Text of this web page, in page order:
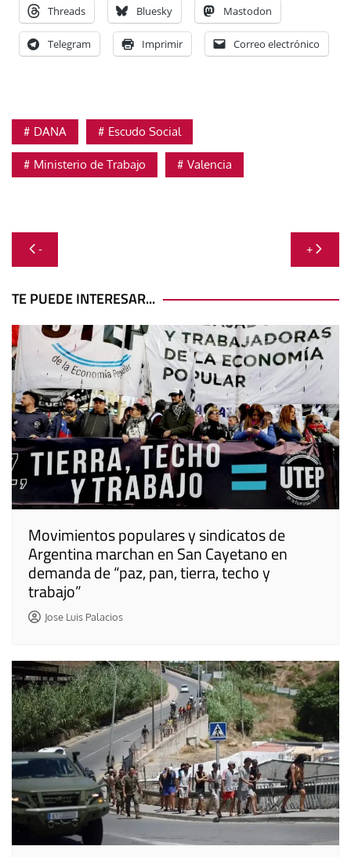
Threads Bluesky Mastodon
Telegram Imprimir Correo electrónico
DANA Escudo Social
Ministerio de Trabajo Valencia
Navegación
de
entradas
- +
TE PUEDE INTERESAR...
Movimientos populares y sindicatos de
Argentina marchan en San Cayetano en
demanda de “paz, pan, tierra, techo y
trabajo”
Jose Luis Palacios